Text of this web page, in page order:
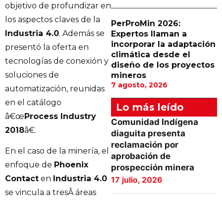
objetivo de profundizar en
los aspectos claves de la
Industria 4.0. Además se
presentó la oferta en
tecnologías de conexión y
soluciones de
automatización, reunidas
en el catálogo
â€œProcess Industry
2018â€.
En el caso de la minería, el
enfoque de Phoenix
Contact en Industria 4.0
se vincula a tresÂ áreas
PerProMin 2026:
Expertos llaman a
incorporar la adaptación
climática desde el
diseño de los proyectos
mineros
7 agosto, 2026
Lo más leído
Comunidad Indígena
diaguita presenta
reclamación por
aprobación de
prospección minera
17 julio, 2026